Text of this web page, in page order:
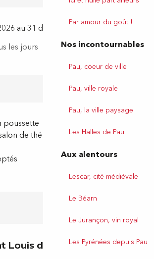
Par amour du goût !
Nos incontournables
Pau, coeur de ville
Pau, ville royale
Pau, la ville paysage
Les Halles de Pau
Aux alentours
Lescar, cité médiévale
Le Béarn
Le Jurançon, vin royal
Les Pyrénées depuis Pau
poussette
de thé
au 31 décembre 2026
les jours
Louis de Gonzague